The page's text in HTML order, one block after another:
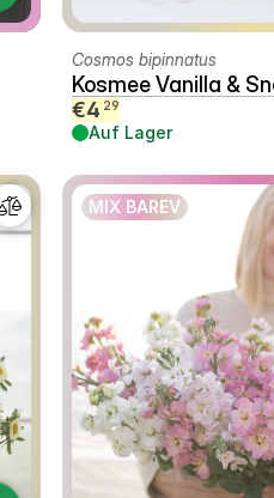
Cosmos bipinnatus
Kosmee Vanilla &
€4 29
Auf Lager
MIX BAREV